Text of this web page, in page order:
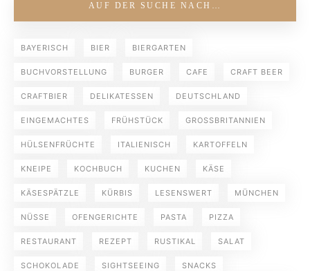
AUF DER SUCHE NACH…
BAYERISCH BIER BIERGARTEN
BUCHVORSTELLUNG BURGER CAFE CRAFT BEER
CRAFTBIER DELIKATESSEN DEUTSCHLAND
EINGEMACHTES FRÜHSTÜCK GROSSBRITANNIEN
HÜLSENFRÜCHTE ITALIENISCH KARTOFFELN
KNEIPE KOCHBUCH KUCHEN KÄSE
KÄSESPÄTZLE KÜRBIS LESENSWERT MÜNCHEN
NÜSSE OFENGERICHTE PASTA PIZZA
RESTAURANT REZEPT RUSTIKAL SALAT
SCHOKOLADE SIGHTSEEING SNACKS